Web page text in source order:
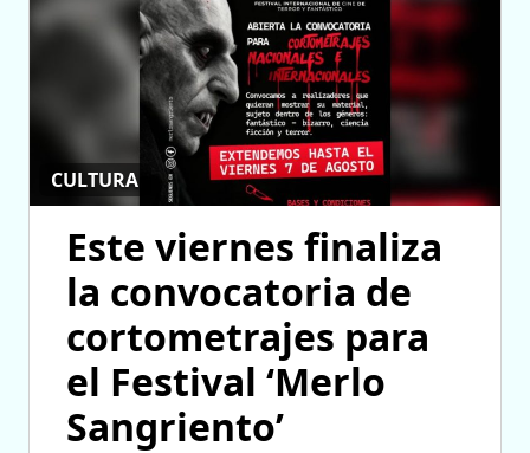
CULTURA
Este viernes finaliza
la convocatoria de
cortometrajes para
el Festival ‘Merlo
Sangriento’